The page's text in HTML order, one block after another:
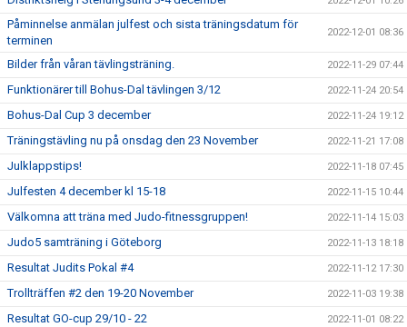
Påminnelse anmälan julfest och sista träningsdatum för
terminen
2022-12-01 08:36
Bilder från våran tävlingsträning. 2022-11-29 07:44
Funktionärer till Bohus-Dal tävlingen 3/12 2022-11-24 20:54
Bohus-Dal Cup 3 december 2022-11-24 19:12
Träningstävling nu på onsdag den 23 November 2022-11-21 17:08
Julklappstips! 2022-11-18 07:45
Julfesten 4 december kl 15-18 2022-11-15 10:44
Välkomna att träna med Judo-fitnessgruppen! 2022-11-14 15:03
Judo5 samträning i Göteborg 2022-11-13 18:18
Resultat Judits Pokal #4 2022-11-12 17:30
Trollträffen #2 den 19-20 November 2022-11-03 19:38
Resultat GO-cup 29/10 - 22 2022-11-01 08:22